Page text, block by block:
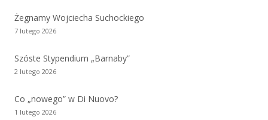
Żegnamy Wojciecha Suchockiego
7 lutego 2026
Szóste Stypendium „Barnaby”
2 lutego 2026
Co „nowego” w Di Nuovo?
1 lutego 2026